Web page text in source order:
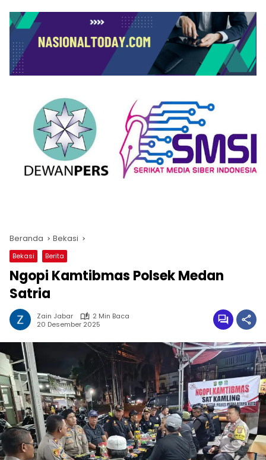
Beranda Bekasi
Bekasi Berita
Ngopi Kamtibmas Polsek Medan
Satria
Zain Jabar
2 Min Baca
20 Desember 2025